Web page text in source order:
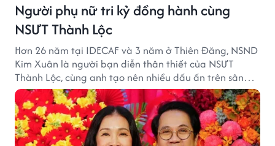
Người phụ nữ tri kỷ đồng hành cùng
NSƯT Thành Lộc
Hơn 26 năm tại IDECAF và 3 năm ở Thiên Đăng, NSND
Kim Xuân là người bạn diễn thân thiết của NSƯT
Thành Lộc, cùng anh tạo nên nhiều dấu ấn trên sân
khấu.